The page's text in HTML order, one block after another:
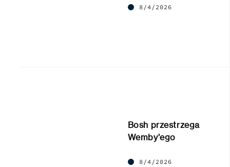
8/4/2026
Bosh przestrzega
Wemby’ego
8/4/2026